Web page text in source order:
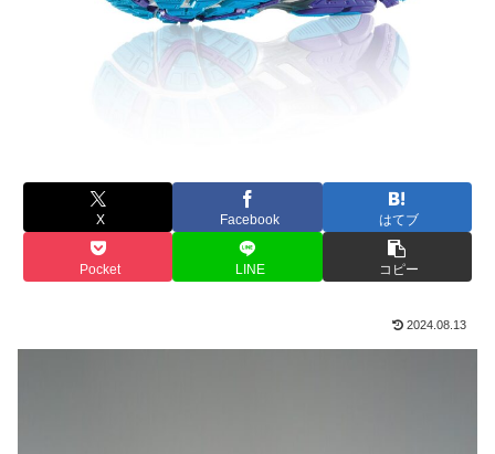
X Facebook はてブ
Pocket LINE コピー
2024.08.13